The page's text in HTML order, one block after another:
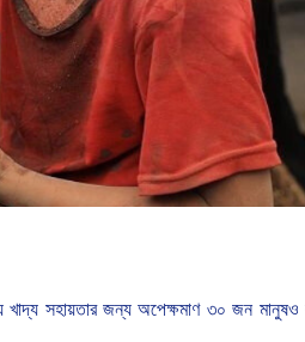
খাদ্য সহায়তার জন্য অপেক্ষমাণ ৩০ জন মানুষও